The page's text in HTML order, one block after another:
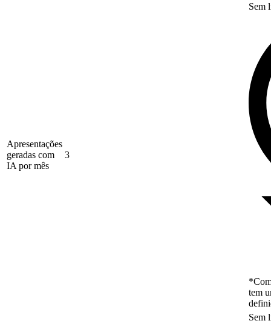
Apresentações
geradas com
IA por mês
3
Sem
tem
Sem